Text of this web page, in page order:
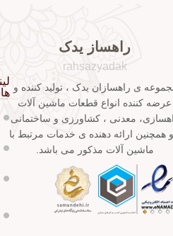
راهساز یدک
rahsazyadak
ی راهسازان یدک ، تولید کننده و
عرضه کننده انواع قطعات ماشین آلات
معدنی ، کشاورزی و ساختمانی
همچنین ارائه دهنده ی خدمات مرتبط با
ماشین آلات مذکور می باشد.